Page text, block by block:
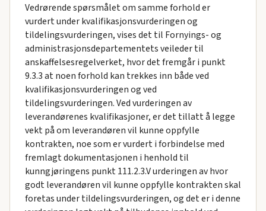
Vedrørende spørsmålet om samme forhold er
vurdert under kvalifikasjonsvurderingen og
tildelingsvurderingen, vises det til Fornyings- og
administrasjonsdepartementets veileder til
anskaffelsesregelverket, hvor det fremgår i punkt
9.3.3 at noen forhold kan trekkes inn både ved
kvalifikasjonsvurderingen og ved
tildelingsvurderingen. Ved vurderingen av
leverandørenes kvalifikasjoner, er det tillatt å legge
vekt på om leverandøren vil kunne oppfylle
kontrakten, noe som er vurdert i forbindelse med
fremlagt dokumentasjonen i henhold til
kunngjøringens punkt 111.2.3.V urderingen av hvor
godt leverandøren vil kunne oppfylle kontrakten skal
foretas under tildelingsvurderingen, og det er i denne